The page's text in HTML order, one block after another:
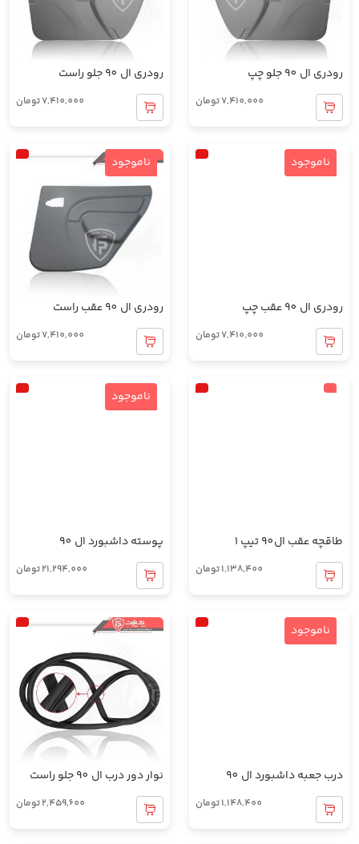
رودری ال 90 جلو چپ
7,410,000تومان
رودری ال 90 جلو راست
7,410,000تومان
ناموجود
رودری ال 90 عقب چپ
7,410,000تومان
ناموجود
رودری ال 90 عقب راست
7,410,000تومان
طاقچه عقب ال90 تیپ 1
1,138,400تومان
ناموجود
پوسته داشبورد ال 90
21,294,000تومان
ناموجود
درب جعبه داشبورد ال 90
1,148,400تومان
نوار دور درب ال 90 جلو راست
2,459,600تومان